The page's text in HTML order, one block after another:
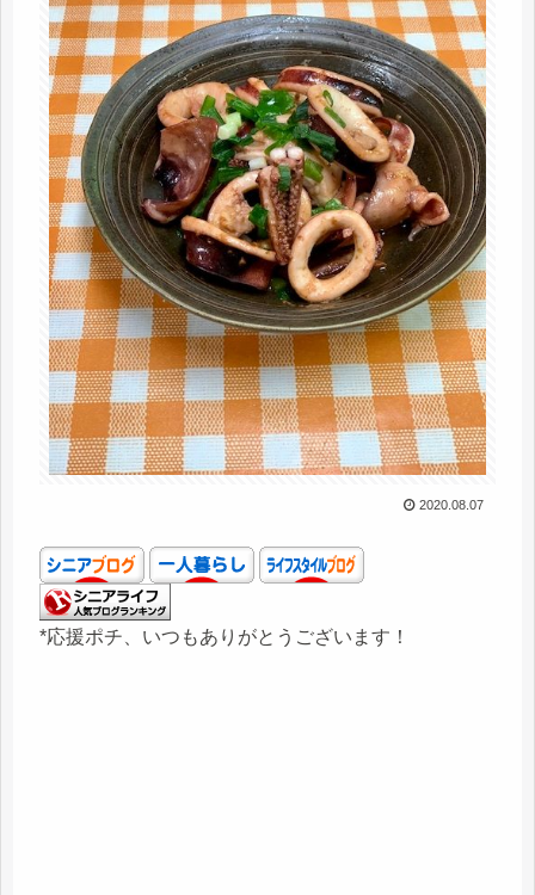
2020.08.07
*応援ポチ、いつもありがとうございます！